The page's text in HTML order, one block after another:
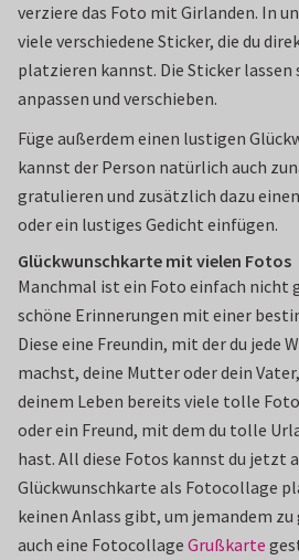
verziere das Foto mit Girlanden. In
viele verschiedene Sticker, die du
platzieren kannst. Die Sticker lassen
anpassen und verschieben.
Füge außerdem einen lustigen
kannst der Person natürlich auch
gratulieren und zusätzlich dazu
oder ein lustiges Gedicht einfügen.
Glückwunschkarte mit vielen Fotos
Manchmal ist ein Foto einfach nicht
schöne Erinnerungen mit einer
Diese eine Freundin, mit der du jede
machst, deine Mutter oder dein
deinem Leben bereits viele tolle
oder ein Freund, mit dem du tolle
hast. All diese Fotos kannst du jetzt
Glückwunschkarte als Fotocollage
keinen Anlass gibt, um jemandem
auch eine Fotocollage Grußkarte